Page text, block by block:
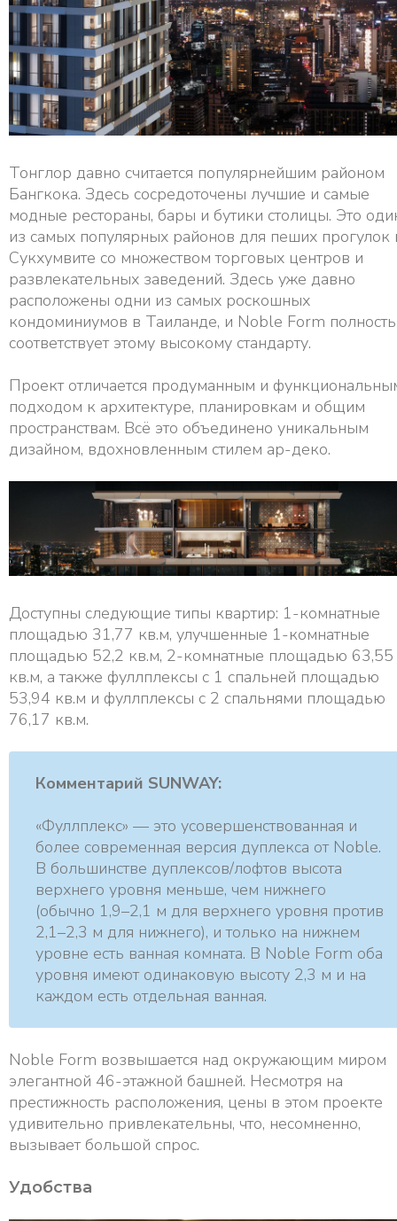
Тонглор давно считается популярнейшим районом
Бангкока. Здесь сосредоточены лучшие и самые
модные рестораны, бары и бутики столицы. Это
из самых популярных районов для пеших прогулок
Сукхумвите со множеством торговых центров и
развлекательных заведений. Здесь уже давно
расположены одни из самых роскошных
кондоминиумов в Таиланде, и Noble Form
соответствует этому высокому стандарту.
Проект отличается продуманным и
подходом к архитектуре, планировкам и общим
пространствам. Всё это объединено уникальным
дизайном, вдохновленным стилем ар-деко.
Доступны следующие типы квартир: 1-комнатные
площадью 31,77 кв.м, улучшенные 1-комнатные
площадью 52,2 кв.м, 2-комнатные площадью 63,55
кв.м, а также фуллплексы с 1 спальней площадью
53,94 кв.м и фуллплексы с 2 спальнями площадью
76,17 кв.м.
Комментарий SUNWAY:
«Фуллплекс» — это усовершенствованная и
более современная версия дуплекса от Noble.
В большинстве дуплексов/лофтов высота
верхнего уровня меньше, чем нижнего
(обычно 1,9–2,1 м для верхнего уровня против
2,1–2,3 м для нижнего), и только на нижнем
уровне есть ванная комната. В Noble Form оба
уровня имеют одинаковую высоту 2,3 м и на
каждом есть отдельная ванная.
Noble Form возвышается над окружающим миром
элегантной 46-этажной башней. Несмотря на
престижность расположения, цены в этом проекте
удивительно привлекательны, что, несомненно,
вызывает большой спрос.
Удобства